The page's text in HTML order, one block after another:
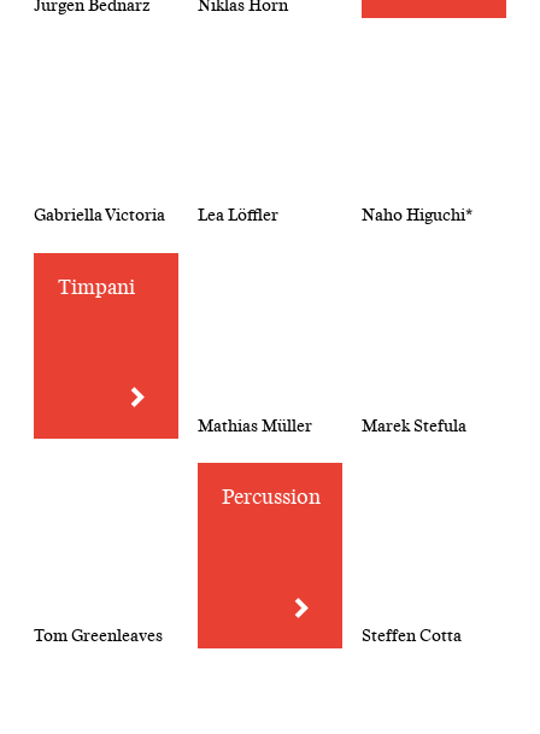
Jürgen Bednarz Niklas Horn
Gabriella Victoria Lea Löffler Naho Higuchi*
Timpani
Mathias Müller Marek Stefula
Tom Greenleaves
Percussion
Steffen Cotta